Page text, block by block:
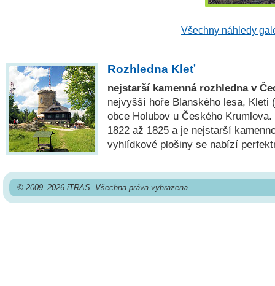
Všechny náhledy
Rozhledna Kleť
nejstarší kamenná rozhledna v
nejvyšší hoře Blanského lesa, Kleti
obce Holubov u Českého
1822 až 1825 a je nejstarší
vyhlídkové plošiny se nabízí
© 2009–2026 iTRAS. Všechna práva vyhrazena.